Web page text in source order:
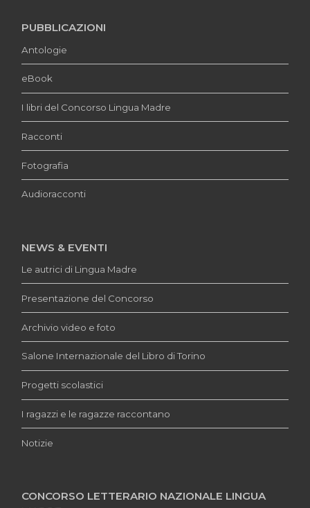
PUBBLICAZIONI
Antologie
eBook
I libri del Concorso Lingua Madre
Racconti
Fotografia
Audioracconti
NEWS & EVENTI
Le autrici di Lingua Madre
Presentazione del Concorso
Archivio video e foto
Salone Internazionale del Libro di Torino
Progetti scolastici
I ragazzi e le ragazze raccontano
Notizie
CONCORSO LETTERARIO NAZIONALE LINGUA